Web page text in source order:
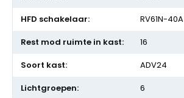
RV61N-40A
16
ADV24
6